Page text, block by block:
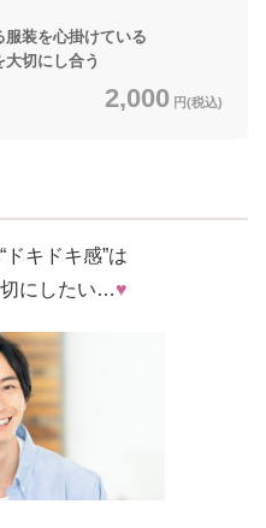
を心掛けている
切にし合う
2,000 円(税込)
キドキ感”は
にしたい…♥